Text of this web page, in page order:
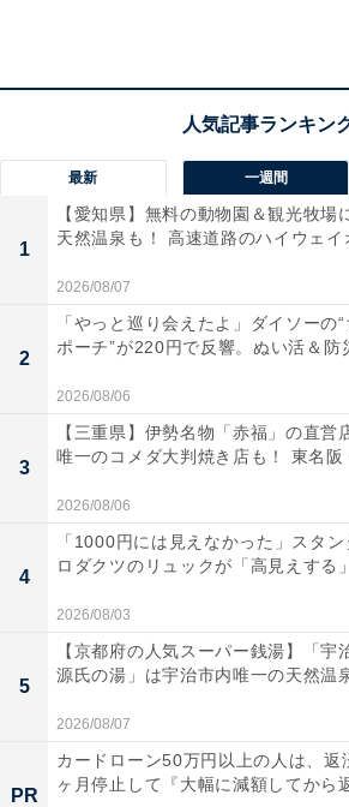
かっぱ寿司の鮪の番人・鬼の星野（バンノウ水
かっぱ寿司で提供している全ての鮪
を誇るバンノウ水産“鬼の星野”こと
くチェック。鮪の王様と呼ばれる「
の締まりと味わいが深い「天然もの
か。
妥協一切なしの鮪のプロ・星野さん
ど“本気にぎり”に最適なものを審査
だけを使用します。
最新 一週間
1
【愛知県】無料の動物園＆観光牧場
天然温泉も！ 高速道路のハイウェイ
2026/08/07
2
「やっと巡り会えたよ」ダイソーの
ポーチ”が220円で反響。ぬい活＆防
2026/08/06
3
【三重県】伊勢名物「赤福」の直営
唯一のコメダ大判焼き店も！ 東名阪
2026/08/06
4
「1000円には見えなかった」スタ
ロダクツのリュックが「高見えする
2026/08/03
5
【京都府の人気スーパー銭湯】「宇
源氏の湯」は宇治市内唯一の天然温
2026/08/07
PR
カードローン50万円以上の人は、返
ヶ月停止して『大幅に減額してから